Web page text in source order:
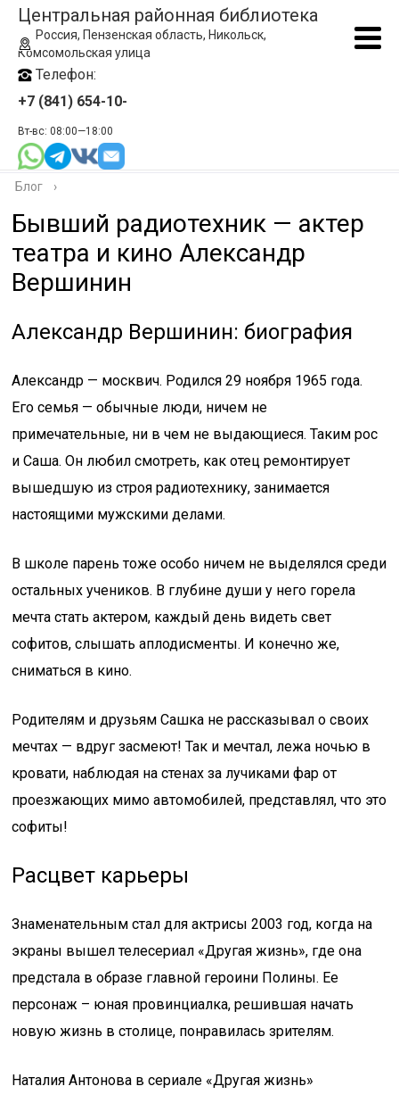
Центральная районная библиотека
Россия, Пензенская область, Никольск,
Комсомольская улица
Телефон:
+7 (841) 654-10-
Вт-вс: 08:00—18:00
Блог ›
Бывший радиотехник — актер
театра и кино Александр
Вершинин
Александр Вершинин: биография
Александр — москвич. Родился 29 ноября 1965 года.
Его семья — обычные люди, ничем не
примечательные, ни в чем не выдающиеся. Таким рос
и Саша. Он любил смотреть, как отец ремонтирует
вышедшую из строя радиотехнику, занимается
настоящими мужскими делами.
В школе парень тоже особо ничем не выделялся среди
остальных учеников. В глубине души у него горела
мечта стать актером, каждый день видеть свет
софитов, слышать аплодисменты. И конечно же,
сниматься в кино.
Родителям и друзьям Сашка не рассказывал о своих
мечтах — вдруг засмеют! Так и мечтал, лежа ночью в
кровати, наблюдая на стенах за лучиками фар от
проезжающих мимо автомобилей, представлял, что это
софиты!
Расцвет карьеры
Знаменательным стал для актрисы 2003 год, когда на
экраны вышел телесериал «Другая жизнь», где она
предстала в образе главной героини Полины. Ее
персонаж – юная провинциалка, решившая начать
новую жизнь в столице, понравилась зрителям.
Наталия Антонова в сериале «Другая жизнь»